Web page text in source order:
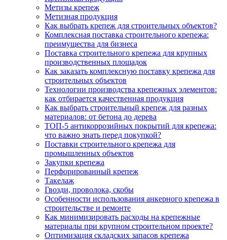
Метизы крепеж
Метизная продукция
Как выбрать крепеж для строительных объектов?
Комплексная поставка строительного крепежа:
преимущества для бизнеса
Поставка строительного крепежа для крупных
производственных площадок
Как заказать комплексную поставку крепежа для
строительных объектов
Технологии производства крепежных элементов:
как отбирается качественная продукция
Как выбрать строительный крепеж для разных
материалов: от бетона до дерева
ТОП-5 антикоррозийных покрытий для крепежа:
что важно знать перед покупкой?
Поставки строительного крепежа для
промышленных объектов
Закупки крепежа
Перфорированный крепеж
Такелаж
Гвозди, проволока, скобы
Особенности использования анкерного крепежа в
строительстве и ремонте
Как минимизировать расходы на крепежные
материалы при крупном строительном проекте?
Оптимизация складских запасов крепежа